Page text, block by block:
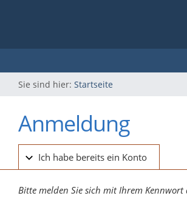
Sie sind hier: Startseite
Anmeldung
Ich habe bereits ein Konto
Bitte melden Sie sich mit Ihrem Kennwort